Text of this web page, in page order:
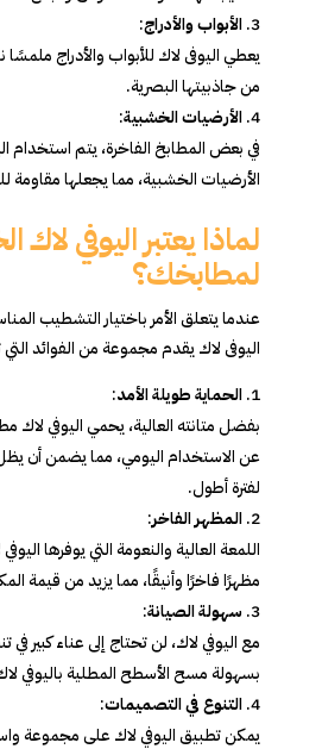
الأبواب والأدراج:
يعطي اليوفى لاك للأبواب والأدراج ملمسًا
من جاذبيتها البصرية.
الأرضيات الخشبية:
في بعض المطابخ الفاخرة، يتم استخدام
الأرضيات الخشبية، مما يجعلها مقاومة
لماذا يعتبر اليوفي لاك
لمطابخك؟
عندما يتعلق الأمر باختيار التشطيب
اليوفى لاك يقدم مجموعة من الفوائد التي
الحماية طويلة الأمد:
بفضل متانته العالية، يحمي اليوفي لاك
عن الاستخدام اليومي، مما يضمن أن
لفترة أطول.
المظهر الفاخر:
اللمعة العالية والنعومة التي يوفرها
مظهرًا فاخرًا وأنيقًا، مما يزيد من قيمة
سهولة الصيانة:
مع اليوفي لاك، لن تحتاج إلى عناء
بسهولة مسح الأسطح المطلية باليوفي
التنوع في التصميمات:
يمكن تطبيق اليوفي لاك على مجموعة